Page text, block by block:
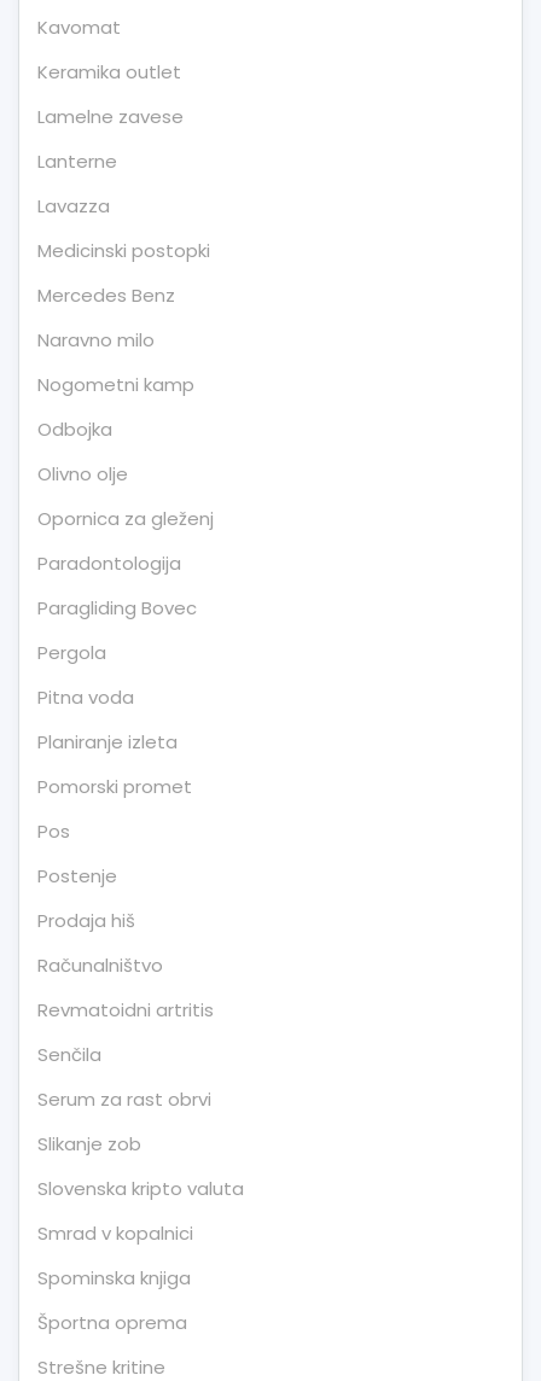
Kavomat
Keramika outlet
Lamelne zavese
Lanterne
Lavazza
Medicinski postopki
Mercedes Benz
Naravno milo
Nogometni kamp
Odbojka
Olivno olje
Opornica za gleženj
Paradontologija
Paragliding Bovec
Pergola
Pitna voda
Planiranje izleta
Pomorski promet
Pos
Postenje
Prodaja hiš
Računalništvo
Revmatoidni artritis
Senčila
Serum za rast obrvi
Slikanje zob
Slovenska kripto valuta
Smrad v kopalnici
Spominska knjiga
Športna oprema
Strešne kritine